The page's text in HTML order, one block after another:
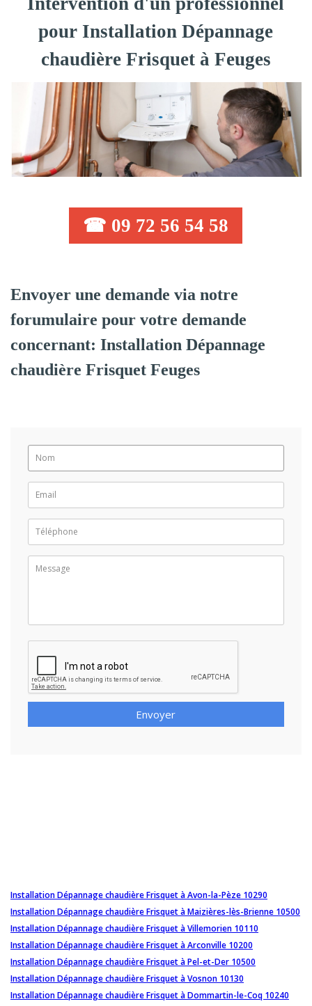
pour Installation Dépannage
chaudière Frisquet à Feuges
☎ 09 72 56 54 58
Envoyer une demande via notre
forumulaire pour votre demande
concernant: Installation Dépannage
chaudière Frisquet Feuges
Envoyer
Installation Dépannage chaudière Frisquet à Avon-la-Pèze 10290
Installation Dépannage chaudière Frisquet à Maizières-lès-Brienne 10500
Installation Dépannage chaudière Frisquet à Villemorien 10110
Installation Dépannage chaudière Frisquet à Arconville 10200
Installation Dépannage chaudière Frisquet à Pel-et-Der 10500
Installation Dépannage chaudière Frisquet à Vosnon 10130
Installation Dépannage chaudière Frisquet à Dommartin-le-Coq 10240